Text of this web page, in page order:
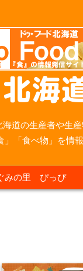
道の生産者や生
「食べ物」を情
みの里 ぴっぴ